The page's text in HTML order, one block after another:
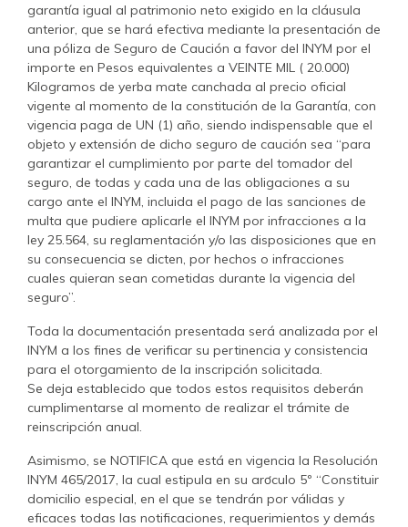
garantía igual al patrimonio neto exigido en la cláusula
anterior, que se hará efectiva mediante la presentación de
una póliza de Seguro de Caución a favor del INYM por el
importe en Pesos equivalentes a VEINTE MIL ( 20.000)
Kilogramos de yerba mate canchada al precio oficial
vigente al momento de la constitución de la Garantía, con
vigencia paga de UN (1) año, siendo indispensable que el
objeto y extensión de dicho seguro de caución sea “para
garantizar el cumplimiento por parte del tomador del
seguro, de todas y cada una de las obligaciones a su
cargo ante el INYM, incluida el pago de las sanciones de
multa que pudiere aplicarle el INYM por infracciones a la
ley 25.564, su reglamentación y/o las disposiciones que en
su consecuencia se dicten, por hechos o infracciones
cuales quieran sean cometidas durante la vigencia del
seguro”.
Toda la documentación presentada será analizada por el
INYM a los fines de verificar su pertinencia y consistencia
para el otorgamiento de la inscripción solicitada.
Se deja establecido que todos estos requisitos deberán
cumplimentarse al momento de realizar el trámite de
reinscripción anual.
Asimismo, se NOTIFICA que está en vigencia la Resolución
INYM 465/2017, la cual estipula en su arơculo 5º “Constituir
domicilio especial, en el que se tendrán por válidas y
eficaces todas las notificaciones, requerimientos y demás